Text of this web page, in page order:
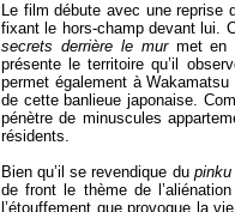
Le film débute avec une reprise
fixant le hors-champ devant lui.
secrets derrière le mur met en
présente le territoire qu’il
permet également à
de cette banlieue japonaise.
pénètre de minuscules
résidents.
Bien qu’il se revendique du pinku
de front le thème de
l’étouffement que provoque la